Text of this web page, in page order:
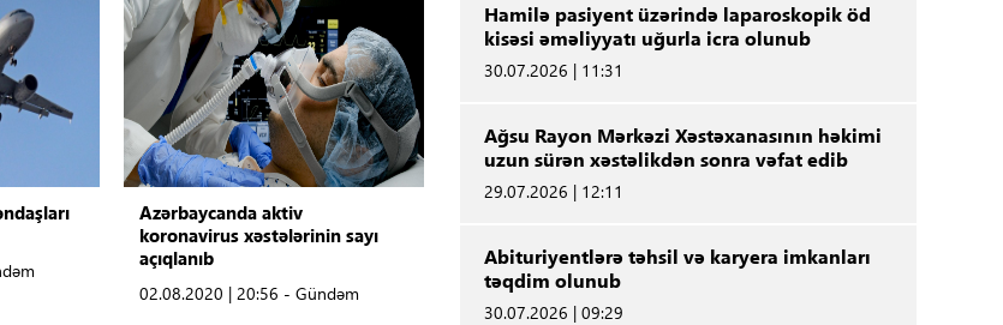
Azərbaycanda aktiv
koronavirus xəstələrinin sayı
açıqlanıb
02.08.2020 | 20:56 - Gündəm
Hamilə pasiyent üzərində laparoskopik öd
kisəsi əməliyyatı uğurla icra olunub
30.07.2026 | 11:31
Ağsu Rayon Mərkəzi Xəstəxanasının həkimi
uzun sürən xəstəlikdən sonra vəfat edib
29.07.2026 | 12:11
Abituriyentlərə təhsil və karyera imkanları
təqdim olunub
30.07.2026 | 09:29